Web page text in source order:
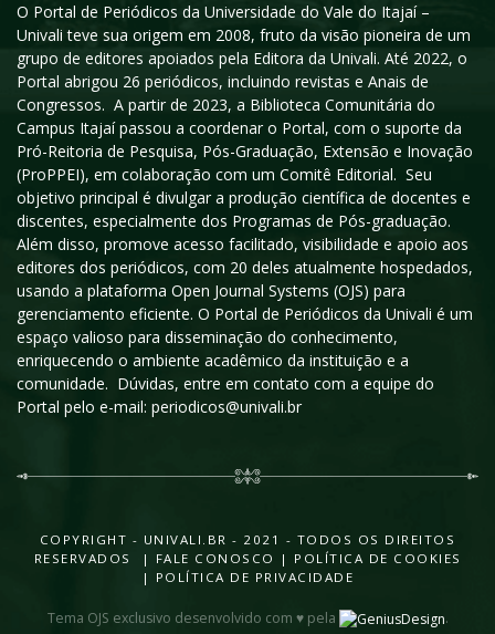
O Portal de Periódicos da Universidade do Vale do Itajaí –
Univali teve sua origem em 2008, fruto da visão pioneira de um
grupo de editores apoiados pela Editora da Univali. Até 2022, o
Portal abrigou 26 periódicos, incluindo revistas e Anais de
Congressos. A partir de 2023, a Biblioteca Comunitária do
Campus Itajaí passou a coordenar o Portal, com o suporte da
Pró-Reitoria de Pesquisa, Pós-Graduação, Extensão e Inovação
(ProPPEI), em colaboração com um Comitê Editorial. Seu
objetivo principal é divulgar a produção científica de docentes e
discentes, especialmente dos Programas de Pós-graduação.
Além disso, promove acesso facilitado, visibilidade e apoio aos
editores dos periódicos, com 20 deles atualmente hospedados,
usando a plataforma Open Journal Systems (OJS) para
gerenciamento eficiente. O Portal de Periódicos da Univali é um
espaço valioso para disseminação do conhecimento,
enriquecendo o ambiente acadêmico da instituição e a
comunidade. Dúvidas, entre em contato com a equipe do
Portal pelo e-mail: periodicos@univali.br
COPYRIGHT - UNIVALI.BR - 2021 - TODOS OS DIREITOS
RESERVADOS |
FALE CONOSCO | POLÍTICA DE COOKIES
| POLÍTICA DE PRIVACIDADE
Tema OJS exclusivo desenvolvido com ♥ pela .